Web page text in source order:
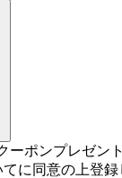
ーポンプレゼ
に同意の上登